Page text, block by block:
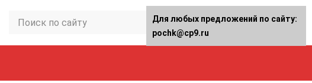
Для любых предложений по сайту:
pochk@cp9.ru